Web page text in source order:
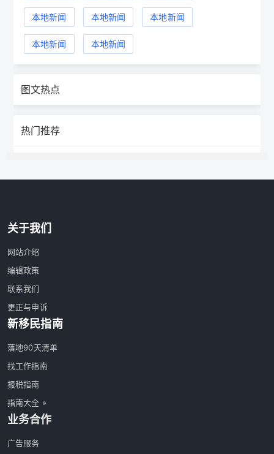
本地新闻 本地新闻 本地新闻
本地新闻 本地新闻
图文热点
热门推荐
关于我们
网站介绍
编辑政策
联系我们
更正与申诉
新移民指南
落地90天清单
找工作指南
报税指南
指南大全 »
业务合作
广告服务